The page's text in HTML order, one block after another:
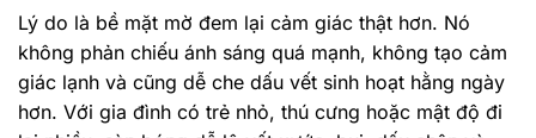
Lý do là bề mặt mờ đem lại cảm giác thật hơn. Nó
không phản chiếu ánh sáng quá mạnh, không tạo cảm
giác lạnh và cũng dễ che dấu vết sinh hoạt hằng ngày
hơn. Với gia đình có trẻ nhỏ, thú cưng hoặc mật độ đi